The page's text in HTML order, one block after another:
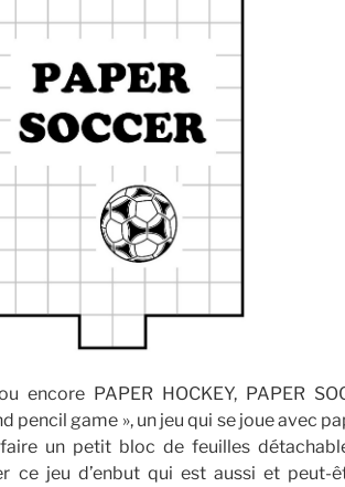
encore PAPER HOCKEY, PAPER
pencil game », un jeu qui se joue avec
un petit bloc de feuilles
ce jeu d’enbut qui est aussi et